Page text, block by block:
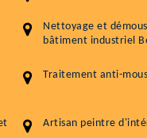
Nettoyage et
bâtiment industriel
Traitement anti-
Artisan peintre